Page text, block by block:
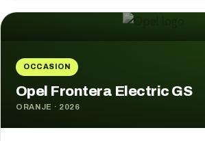
OCCASION
Opel Frontera Electric GS
ORANJE · 2026